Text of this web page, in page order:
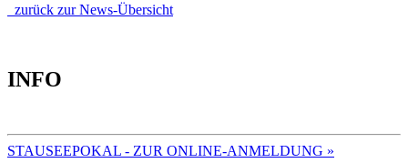
zurück zur News-Übersicht
INFO
STAUSEEPOKAL - ZUR ONLINE-ANMELDUNG »